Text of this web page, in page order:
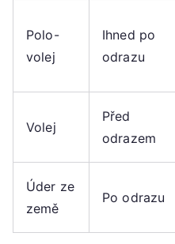
Polo-
volej
Ihned po
odrazu
Volej
Před
odrazem
Úder ze
země
Po odrazu